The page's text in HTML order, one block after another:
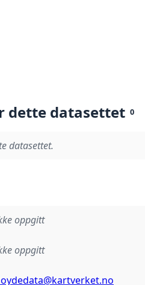
dette datasettet 0
datasettet.
oppgitt
oppgitt